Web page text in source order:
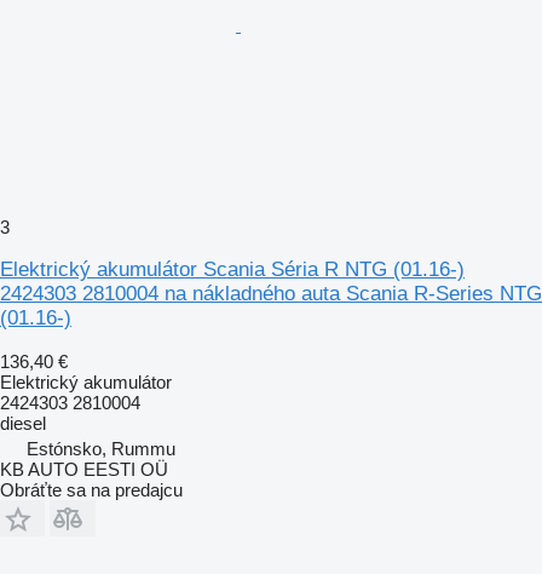
3
Elektrický akumulátor Scania Séria R NTG (01.16-)
2424303 2810004 na nákladného auta Scania R-Series NTG
(01.16-)
136,40 €
Elektrický akumulátor
2424303 2810004
diesel
Estónsko, Rummu
KB AUTO EESTI OÜ
Obráťte sa na predajcu